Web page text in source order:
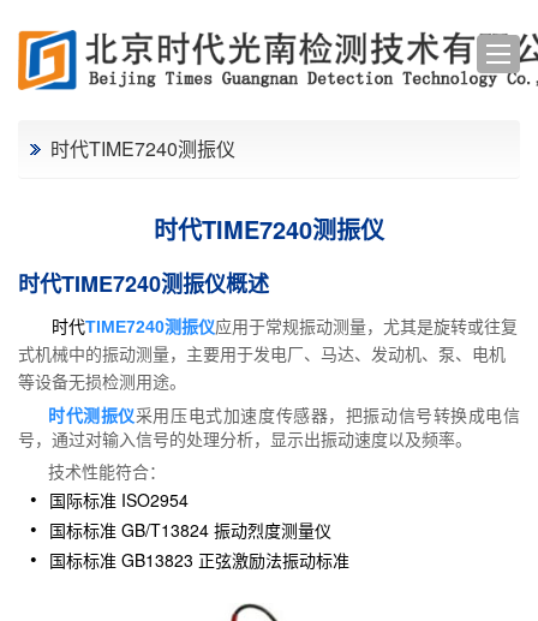
时代TIME7240测振仪
时代TIME7240测振仪
时代TIME7240测振仪概述
时代TIME7240测振仪应用于常规振动测量，尤其是旋转或往复
式机械中的振动测量，主要用于发电厂、马达、发动机、泵、电机
等设备无损检测用途。
时代测振仪采用压电式加速度传感器，把振动信号转换成电信
号，通过对输入信号的处理分析，显示出振动速度以及频率。
技术性能符合：
国际标准 ISO2954
国标标准 GB/T13824 振动烈度测量仪
国标标准 GB13823 正弦激励法振动标准